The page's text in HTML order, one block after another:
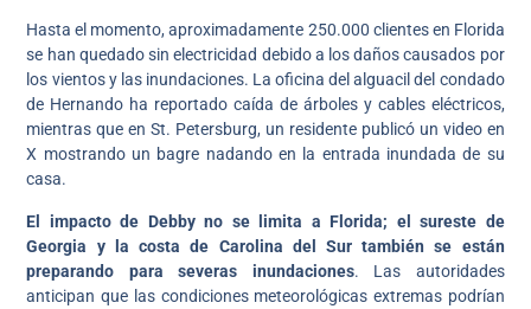
Hasta el momento, aproximadamente 250.000 clientes en Florida
se han quedado sin electricidad debido a los daños causados por
los vientos y las inundaciones. La oficina del alguacil del condado
de Hernando ha reportado caída de árboles y cables eléctricos,
mientras que en St. Petersburg, un residente publicó un video en
X mostrando un bagre nadando en la entrada inundada de su
casa.
El impacto de Debby no se limita a Florida; el sureste de
Georgia y la costa de Carolina del Sur también se están
preparando para severas inundaciones. Las autoridades
anticipan que las condiciones meteorológicas extremas podrían